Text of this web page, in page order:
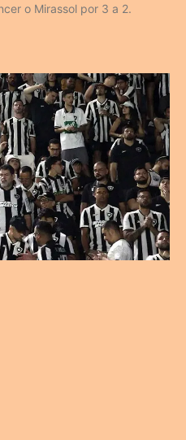
o Mirassol por 3 a 2.